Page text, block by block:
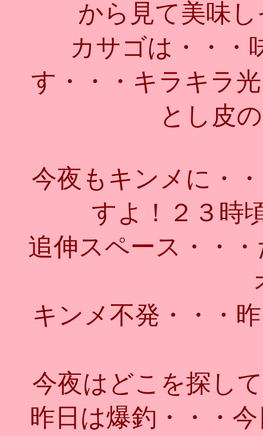
から見て美味
カサゴは・・・
す・・・キラキラ
とし皮
今夜もキンメに・
すよ！２３時
追伸スペース・・
キンメ不発・・・
今夜はどこを探し
昨日は爆釣・・・